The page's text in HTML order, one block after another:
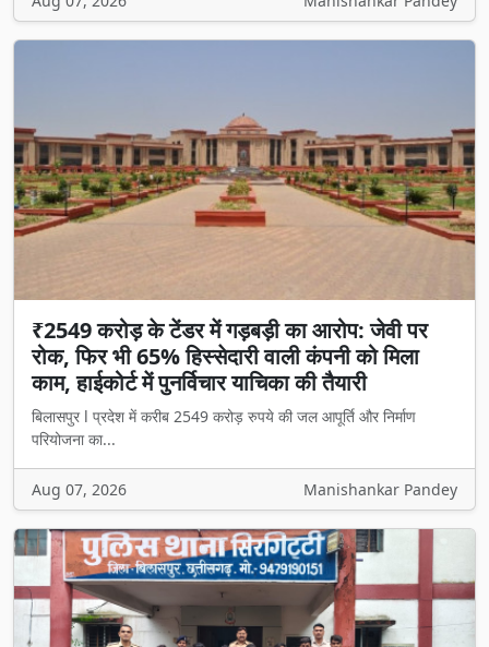
₹2549 करोड़ के टेंडर में गड़बड़ी का आरोप: जेवी पर
रोक, फिर भी 65% हिस्सेदारी वाली कंपनी को मिला
काम, हाईकोर्ट में पुनर्विचार याचिका की तैयारी
बिलासपुर l प्रदेश में करीब 2549 करोड़ रुपये की जल आपूर्ति और निर्माण
परियोजना का...
Aug 07, 2026 Manishankar Pandey